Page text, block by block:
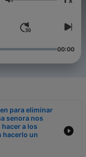
Volumen
00:00
para eliminar
senora nos
a los
hacerlo un